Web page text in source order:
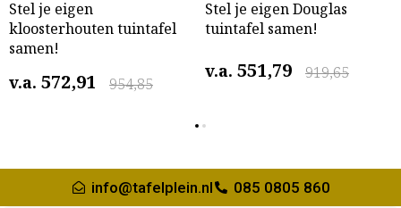
Stel je eigen
kloosterhouten tuintafel
samen!
v.a. 954,85
572,91
Stel je eigen Douglas
tuintafel samen!
v.a. 919,65
551,79
info@tafelplein.nl 085 0805 860